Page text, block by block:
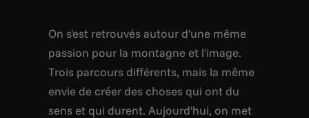
On s'est retrouvés autour d'une même
passion pour la montagne et l'image.
Trois parcours différents, mais la même
envie de créer des choses qui ont du
sens et qui durent. Aujourd'hui, on met